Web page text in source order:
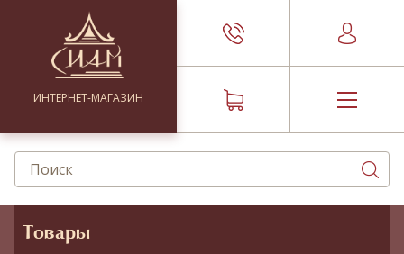
ИНТЕРНЕТ-МАГАЗИН
Товары